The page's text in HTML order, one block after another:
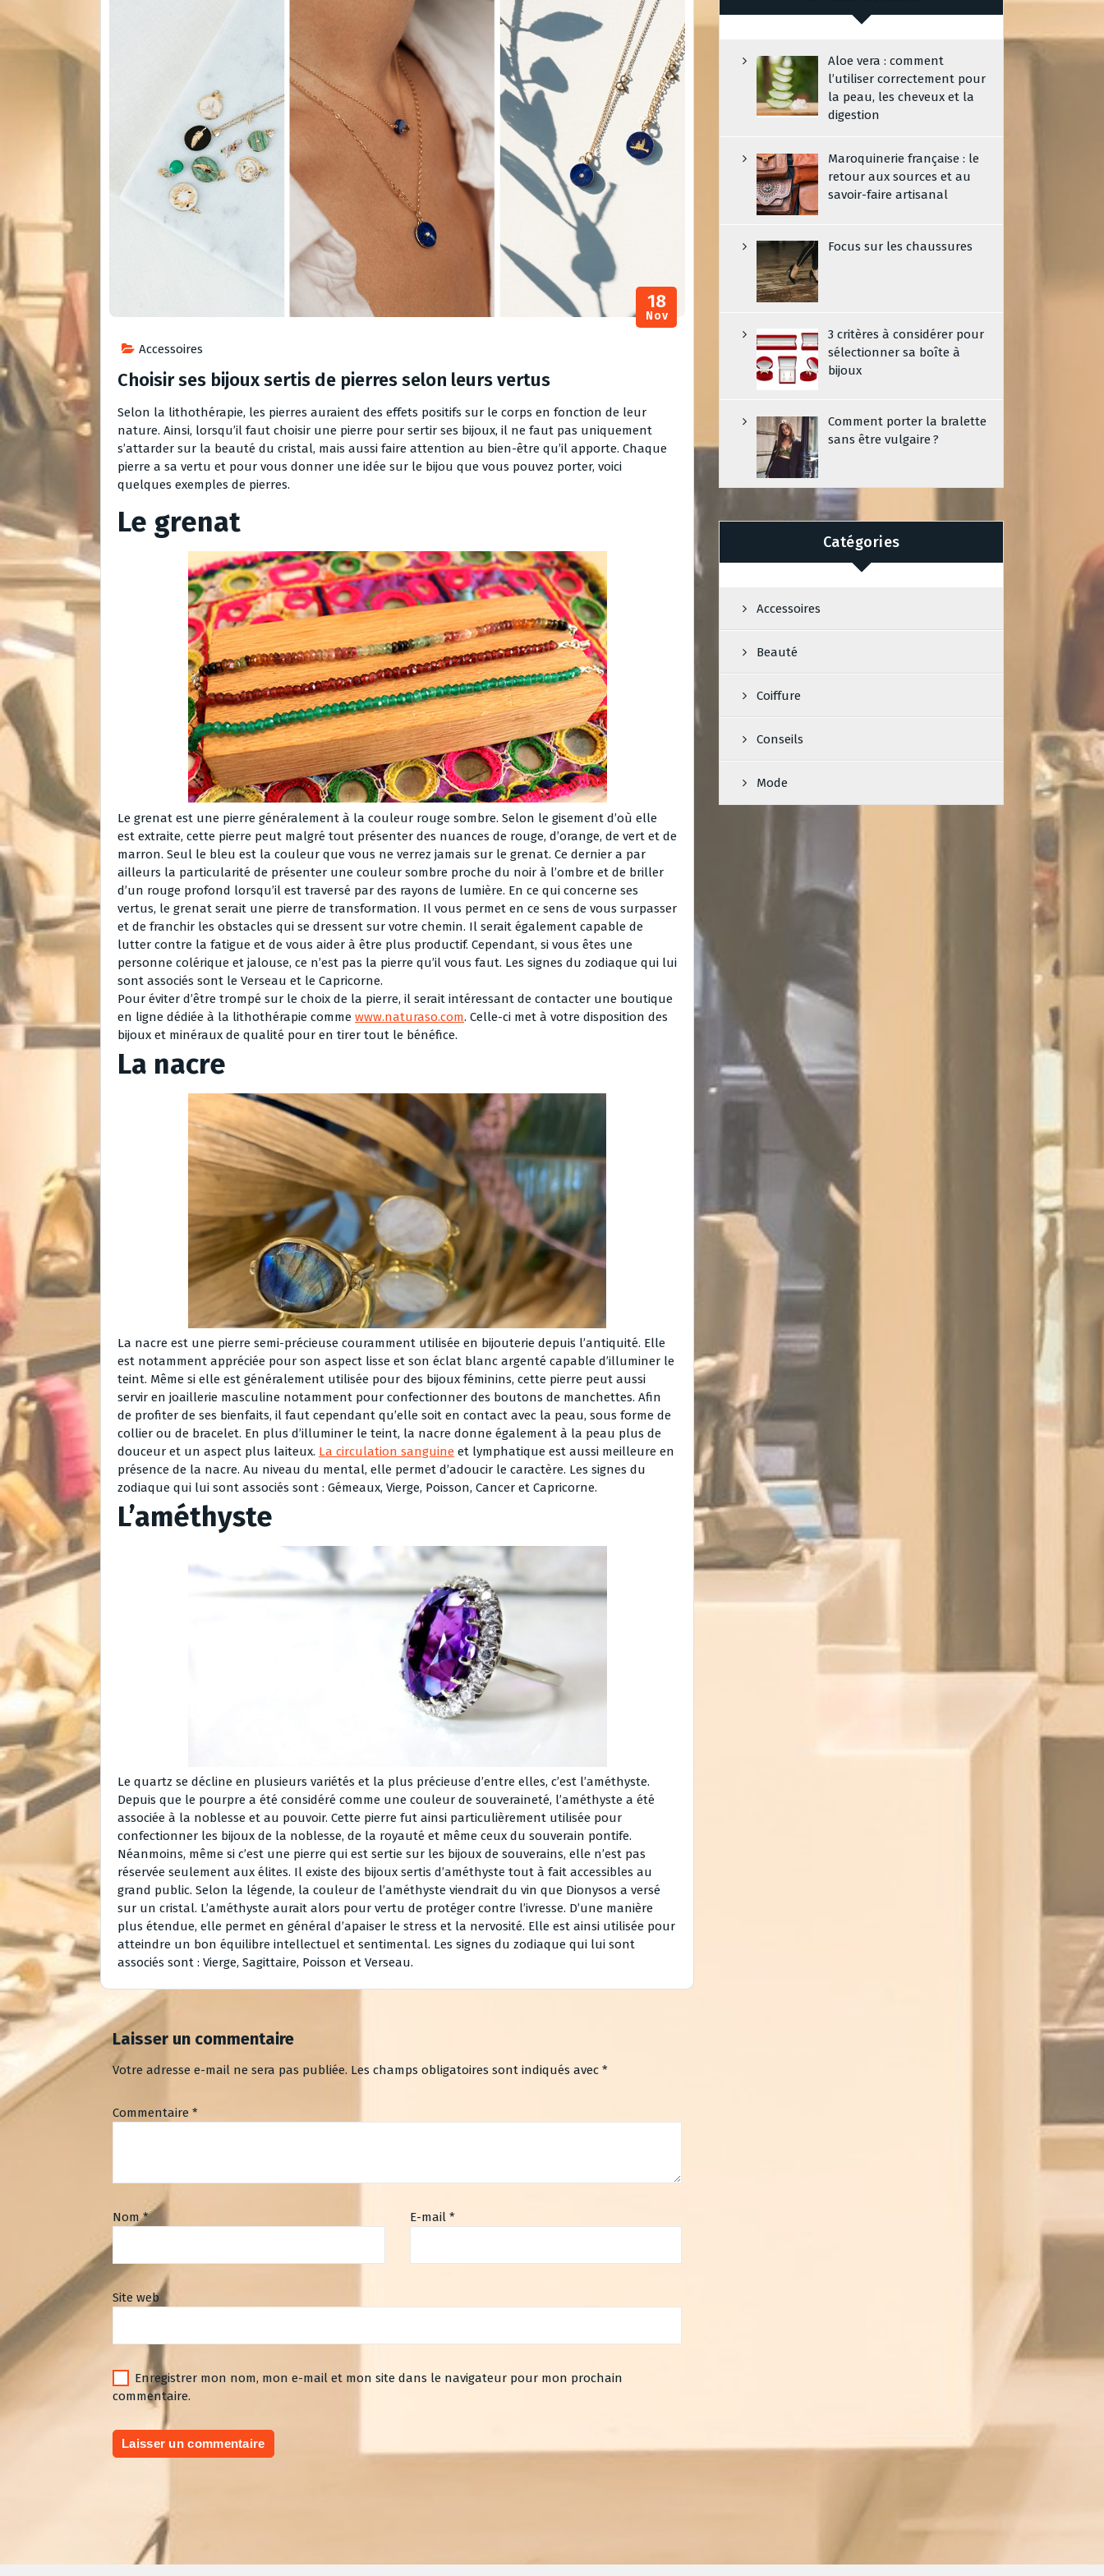
Accessoires
18
Nov
Choisir ses bijoux sertis de pierres selon leurs vertus
Selon la lithothérapie, les pierres auraient des effets positifs sur le corps en fonction de leur
nature. Ainsi, lorsqu’il faut choisir une pierre pour sertir ses bijoux, il ne faut pas uniquement
s’attarder sur la beauté du cristal, mais aussi faire attention au bien-être qu’il apporte. Chaque
pierre a sa vertu et pour vous donner une idée sur le bijou que vous pouvez porter, voici
quelques exemples de pierres.
Le grenat
Le grenat est une pierre généralement à la couleur rouge sombre. Selon le gisement d’où elle
est extraite, cette pierre peut malgré tout présenter des nuances de rouge, d’orange, de vert et de
marron. Seul le bleu est la couleur que vous ne verrez jamais sur le grenat. Ce dernier a par
ailleurs la particularité de présenter une couleur sombre proche du noir à l’ombre et de briller
d’un rouge profond lorsqu’il est traversé par des rayons de lumière. En ce qui concerne ses
vertus, le grenat serait une pierre de transformation. Il vous permet en ce sens de vous surpasser
et de franchir les obstacles qui se dressent sur votre chemin. Il serait également capable de
lutter contre la fatigue et de vous aider à être plus productif. Cependant, si vous êtes une
personne colérique et jalouse, ce n’est pas la pierre qu’il vous faut. Les signes du zodiaque qui lui
sont associés sont le Verseau et le Capricorne.
Pour éviter d’être trompé sur le choix de la pierre, il serait intéressant de contacter une boutique
en ligne dédiée à la lithothérapie comme www.naturaso.com. Celle-ci met à votre disposition des
bijoux et minéraux de qualité pour en tirer tout le bénéfice.
La nacre
La nacre est une pierre semi-précieuse couramment utilisée en bijouterie depuis l’antiquité. Elle
est notamment appréciée pour son aspect lisse et son éclat blanc argenté capable d’illuminer le
teint. Même si elle est généralement utilisée pour des bijoux féminins, cette pierre peut aussi
servir en joaillerie masculine notamment pour confectionner des boutons de manchettes. Afin
de profiter de ses bienfaits, il faut cependant qu’elle soit en contact avec la peau, sous forme de
collier ou de bracelet. En plus d’illuminer le teint, la nacre donne également à la peau plus de
douceur et un aspect plus laiteux. La circulation sanguine et lymphatique est aussi meilleure en
présence de la nacre. Au niveau du mental, elle permet d’adoucir le caractère. Les signes du
zodiaque qui lui sont associés sont : Gémeaux, Vierge, Poisson, Cancer et Capricorne.
L’améthyste
Le quartz se décline en plusieurs variétés et la plus précieuse d’entre elles, c’est l’améthyste.
Depuis que le pourpre a été considéré comme une couleur de souveraineté, l’améthyste a été
associée à la noblesse et au pouvoir. Cette pierre fut ainsi particulièrement utilisée pour
confectionner les bijoux de la noblesse, de la royauté et même ceux du souverain pontife.
Néanmoins, même si c’est une pierre qui est sertie sur les bijoux de souverains, elle n’est pas
réservée seulement aux élites. Il existe des bijoux sertis d’améthyste tout à fait accessibles au
grand public. Selon la légende, la couleur de l’améthyste viendrait du vin que Dionysos a versé
sur un cristal. L’améthyste aurait alors pour vertu de protéger contre l’ivresse. D’une manière
plus étendue, elle permet en général d’apaiser le stress et la nervosité. Elle est ainsi utilisée pour
atteindre un bon équilibre intellectuel et sentimental. Les signes du zodiaque qui lui sont
associés sont : Vierge, Sagittaire, Poisson et Verseau.
Laisser un commentaire
Votre adresse e-mail ne sera pas publiée. Les champs obligatoires sont indiqués avec *
Commentaire *
Nom* E-mail *
Site web
Enregistrer mon nom, mon e-mail et mon site dans le navigateur pour mon prochain
commentaire.
Aloe vera : comment
l’utiliser correctement pour
la peau, les cheveux et la
digestion
Maroquinerie française : le
retour aux sources et au
savoir-faire artisanal
Focus sur les chaussures
3 critères à considérer pour
sélectionner sa boîte à
bijoux
Comment porter la bralette
sans être vulgaire ?
Catégories
Accessoires
Beauté
Coiffure
Conseils
Mode